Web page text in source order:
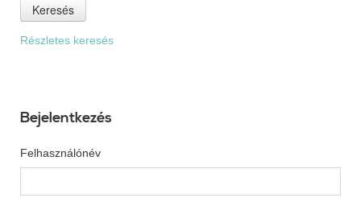
Keresés
Részletes keresés
Bejelentkezés
Felhasználónév